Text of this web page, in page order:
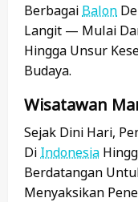
Berbagai Balon
Langit — Mulai
Hingga Unsur
Budaya.
Wisatawan
Sejak Dini Hari,
Di Indonesia
Berdatangan
Menyaksikan